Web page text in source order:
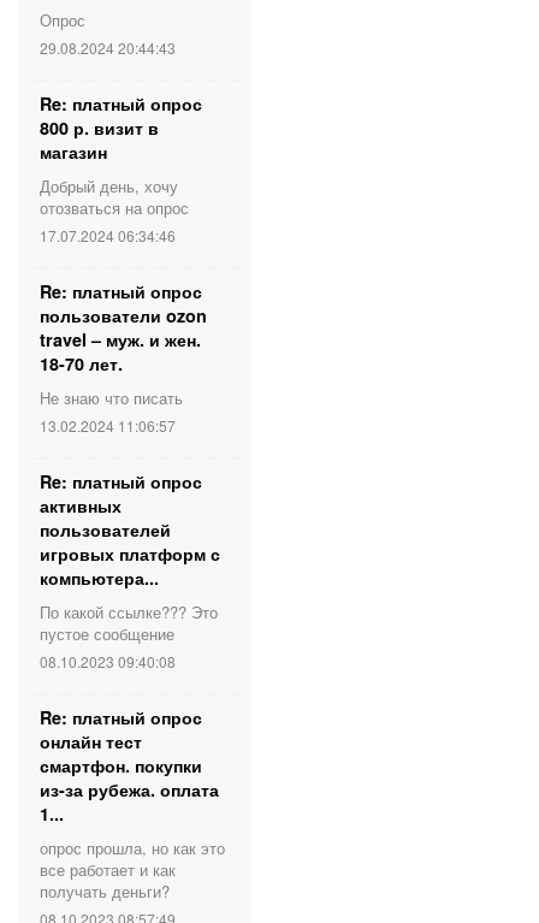
Опрос
29.08.2024 20:44:43
Re: платный опрос
800 р. визит в
магазин
Добрый день, хочу
отозваться на опрос
17.07.2024 06:34:46
Re: платный опрос
пользователи ozon
travel – муж. и жен.
18-70 лет.
Не знаю что писать
13.02.2024 11:06:57
Re: платный опрос
активных
пользователей
игровых платформ с
компьютера...
По какой ссылке??? Это
пустое сообщение
08.10.2023 09:40:08
Re: платный опрос
онлайн тест
смартфон. покупки
из-за рубежа. оплата
1...
опрос прошла, но как это
все работает и как
получать деньги?